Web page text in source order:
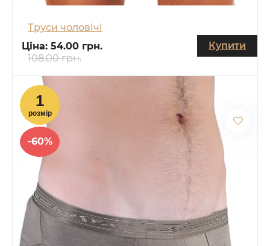
Труси чоловічі
Ціна: 54.00 грн.
108.00 грн.
Купити
-60%